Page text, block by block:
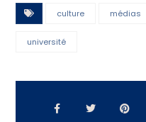
culture médias
université